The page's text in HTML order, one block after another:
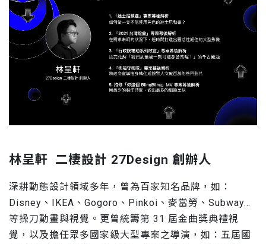
林呈軒 二棲設計 27Design 創辦人
深耕動態設計領域多年，曾為百家知名品牌，如：
Disney、IKEA、Gogoro、Pinkoi、麥當勞、Subway…
等操刀動畫與視覺。更曾統籌第 31 屆金曲獎典禮視
覺，以及擔任眾多國家級大型專案之導演，如：五屆國